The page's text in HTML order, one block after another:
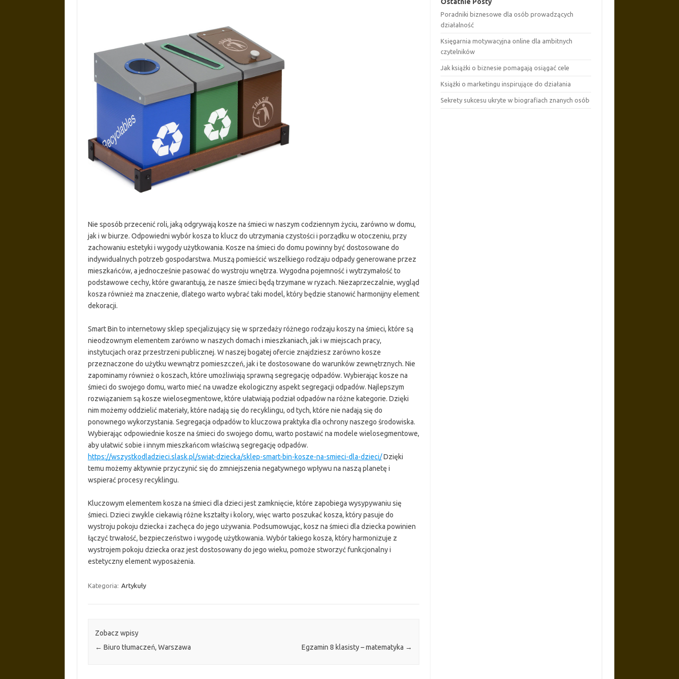
Nie sposób przecenić roli, jaką odgrywają kosze na śmieci w naszym codziennym życiu, zarówno w domu,
jak i w biurze. Odpowiedni wybór kosza to klucz do utrzymania czystości i porządku w otoczeniu, przy
zachowaniu estetyki i wygody użytkowania. Kosze na śmieci do domu powinny być dostosowane do
indywidualnych potrzeb gospodarstwa. Muszą pomieścić wszelkiego rodzaju odpady generowane przez
mieszkańców, a jednocześnie pasować do wystroju wnętrza. Wygodna pojemność i wytrzymałość to
podstawowe cechy, które gwarantują, że nasze śmieci będą trzymane w ryzach. Niezaprzeczalnie, wygląd
kosza również ma znaczenie, dlatego warto wybrać taki model, który będzie stanowić harmonijny element
dekoracji.
Smart Bin to internetowy sklep specjalizujący się w sprzedaży różnego rodzaju koszy na śmieci, które są
nieodzownym elementem zarówno w naszych domach i mieszkaniach, jak i w miejscach pracy,
instytucjach oraz przestrzeni publicznej. W naszej bogatej ofercie znajdziesz zarówno kosze
przeznaczone do użytku wewnątrz pomieszczeń, jak i te dostosowane do warunków zewnętrznych. Nie
zapominamy również o koszach, które umożliwiają sprawną segregację odpadów. Wybierając kosze na
śmieci do swojego domu, warto mieć na uwadze ekologiczny aspekt segregacji odpadów. Najlepszym
rozwiązaniem są kosze wielosegmentowe, które ułatwiają podział odpadów na różne kategorie. Dzięki
nim możemy oddzielić materiały, które nadają się do recyklingu, od tych, które nie nadają się do
ponownego wykorzystania. Segregacja odpadów to kluczowa praktyka dla ochrony naszego środowiska.
Wybierając odpowiednie kosze na śmieci do swojego domu, warto postawić na modele wielosegmentowe,
aby ułatwić sobie i innym mieszkańcom właściwą segregację odpadów.
https://wszystkodladzieci.slask.pl/swiat-dziecka/sklep-smart-bin-kosze-na-smieci-dla-dzieci/Dzięki
temu możemy aktywnie przyczynić się do zmniejszenia negatywnego wpływu na naszą planetę i
wspierać procesy recyklingu.
Kluczowym elementem kosza na śmieci dla dzieci jest zamknięcie, które zapobiega wysypywaniu się
śmieci. Dzieci zwykle ciekawią różne kształty i kolory, więc warto poszukać kosza, który pasuje do
wystroju pokoju dziecka i zachęca do jego używania. Podsumowując, kosz na śmieci dla dziecka powinien
łączyć trwałość, bezpieczeństwo i wygodę użytkowania. Wybór takiego kosza, który harmonizuje z
wystrojem pokoju dziecka oraz jest dostosowany do jego wieku, pomoże stworzyć funkcjonalny i
estetyczny element wyposażenia.
Kategoria: Artykuły
Zobacz wpisy
← Biuro tłumaczeń, Warszawa Egzamin 8 klasisty – matematyka →
Poradniki biznesowe dla osób prowadzących
działalność
Księgarnia motywacyjna online dla ambitnych
czytelników
Jak książki o biznesie pomagają osiągać cele
Książki o marketingu inspirujące do działania
Sekrety sukcesu ukryte w biografiach znanych osób